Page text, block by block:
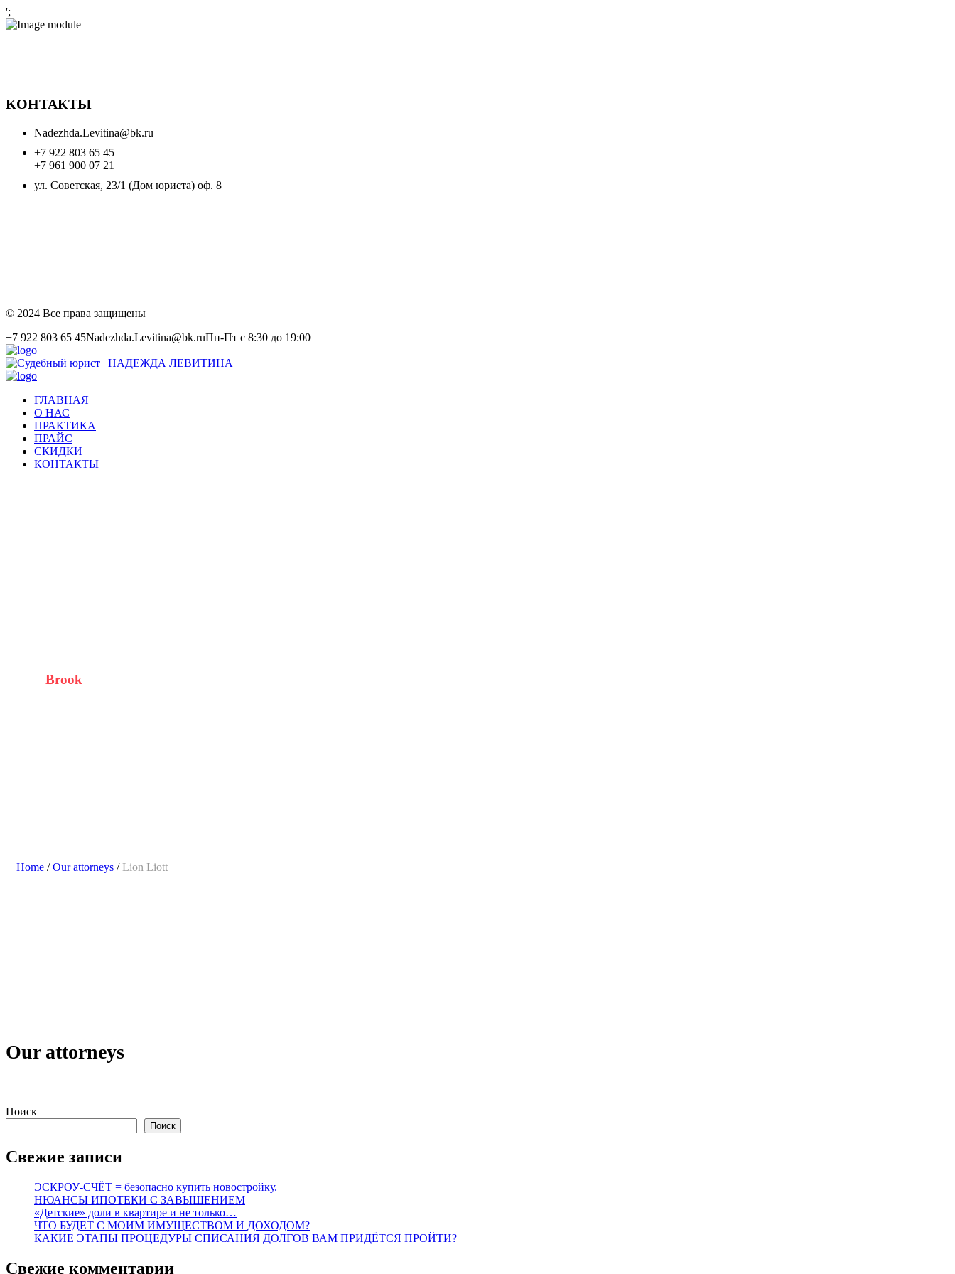
';
КОНТАКТЫ
Nadezhda.Levitina@bk.ru
+7 922 803 65 45
+7 961 900 07 21
ул. Советская, 23/1 (Дом юриста) оф. 8
© 2024 Все права защищены
+7 922 803 65 45Nadezhda.Levitina@bk.ruПн-Пт с 8:30 до 19:00
ГЛАВНАЯ
О НАС
ПРАКТИКА
ПРАЙС
СКИДКИ
КОНТАКТЫ
Brook
Home /Our attorneys /Lion Liott
Our attorneys
Поиск
Поиск
Свежие записи
ЭСКРОУ-СЧЁТ = безопасно купить новостройку.
НЮАНСЫ ИПОТЕКИ С ЗАВЫШЕНИЕМ
«Детские» доли в квартире и не только…
ЧТО БУДЕТ С МОИМ ИМУЩЕСТВОМ И ДОХОДОМ?
КАКИЕ ЭТАПЫ ПРОЦЕДУРЫ СПИСАНИЯ ДОЛГОВ ВАМ ПРИДЁТСЯ ПРОЙТИ?
Свежие комментарии